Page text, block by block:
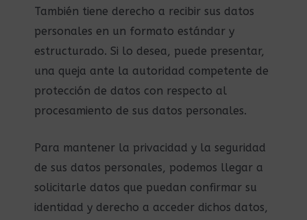
También tiene derecho a recibir sus datos
personales en un formato estándar y
estructurado. Si lo desea, puede presentar,
una queja ante la autoridad competente de
protección de datos con respecto al
procesamiento de sus datos personales.
Para mantener la privacidad y la seguridad
de sus datos personales, podemos llegar a
solicitarle datos que puedan confirmar su
identidad y derecho a acceder dichos datos,